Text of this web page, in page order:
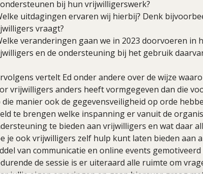
bij hun vrijwilligerswerk?
uitdagingen ervaren wij hierbij? Denk
vraagt?
veranderingen gaan we in 2023 doorvoeren in
en de ondersteuning bij het gebruik
vertelt Ed onder andere over de wijze
vrijwilligers anders heeft vormgegeven dan die
die manier ook de gegevensveiligheid op orde
te brengen welke inspanning er vanuit de
te bieden aan vrijwilligers en wat daar
je ook vrijwilligers zelf hulp kunt laten bieden aan
van communicatie en online events
de sessie is er uiteraard alle ruimte om
jullie eigen ervaringen en gaan hierover graag
zijn voor zowel ICT professionals als